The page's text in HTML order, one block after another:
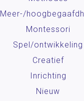
Meer-/
Montessori
Spel/ontwikkeling
Creatief
Inrichting
Nieuw